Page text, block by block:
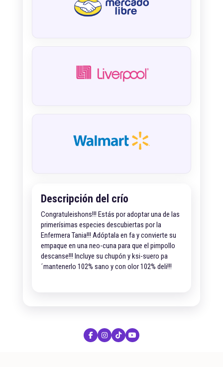
Descripción del crío
Congratuleishons!!! Estás por adoptar una de las
primerísimas especies descubiertas por la
Enfermera Tania!!! Adóptala en fa y convierte su
empaque en una neo-cuna para que el pimpollo
descanse!!! Incluye su chupón y ksi-suero pa
´mantenerlo 102% sano y con olor 102% deli!!!